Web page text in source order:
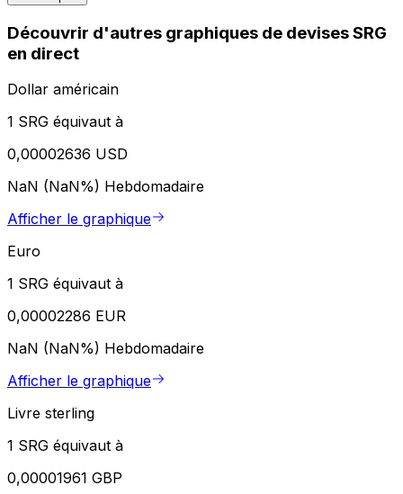
Découvrir d'autres graphiques de devises SRG
en direct
Dollar américain
1 SRG équivaut à
0,00002636 USD
NaN (NaN%) Hebdomadaire
Afficher le graphique
Euro
1 SRG équivaut à
0,00002286 EUR
NaN (NaN%) Hebdomadaire
Afficher le graphique
Livre sterling
1 SRG équivaut à
0,00001961 GBP